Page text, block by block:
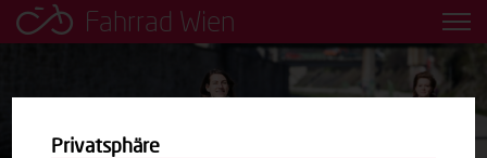
Fahrrad Wien
Leih dir einfach ein Transportfahrrad in deiner Nähe aus!
Mobilitätsbildung für Kinder und
Jugendliche
Privatsphäre